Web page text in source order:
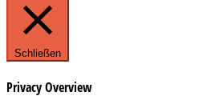
Schließen
Privacy Overview